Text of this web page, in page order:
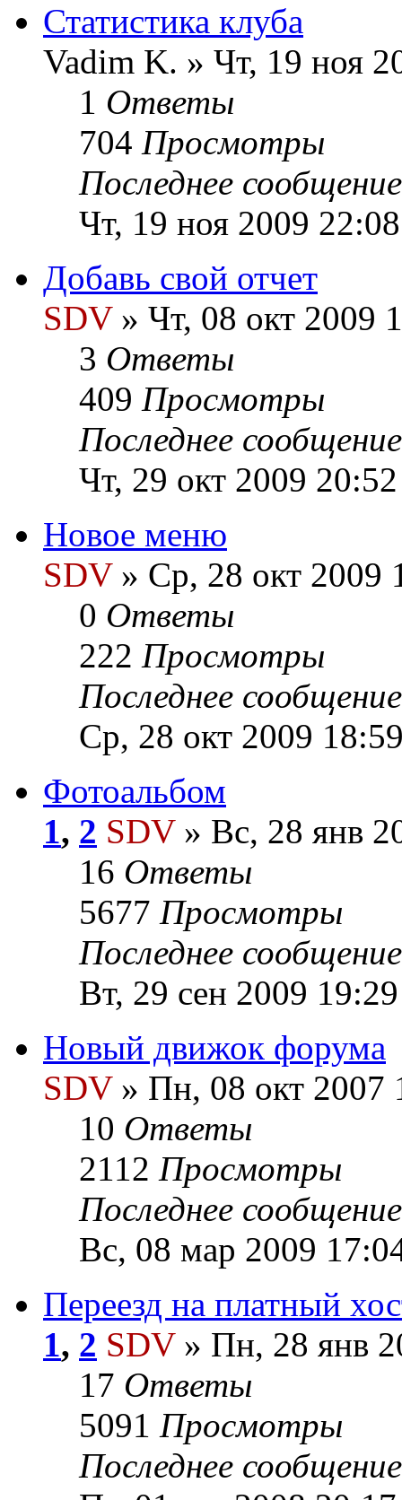
Статистика клуба
Vadim K. » Чт, 19 ноя
1 Ответы
704 Просмотры
Последнее
Чт, 19 ноя 2009 22:08
Добавь свой отчет
SDV» Чт, 08 окт 2009
3 Ответы
409 Просмотры
Последнее
Чт, 29 окт 2009 20:52
Новое меню
SDV» Ср, 28 окт 2009
0 Ответы
222 Просмотры
Последнее
Ср, 28 окт 2009
Фотоальбом
1, 2 SDV» Вс, 28 янв
16 Ответы
5677 Просмотры
Последнее
Вт, 29 сен 2009 19:29
Новый движок форума
SDV» Пн, 08 окт 2007
10 Ответы
2112 Просмотры
Последнее
Вс, 08 мар 2009
Переезд на платный
1, 2 SDV» Пн, 28 янв
17 Ответы
5091 Просмотры
Последнее